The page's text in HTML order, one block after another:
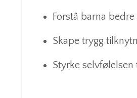
Forstå barna
Skape trygg
Styrke